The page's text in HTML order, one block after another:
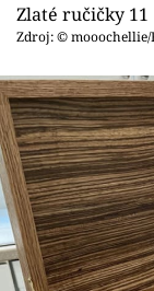
Zlaté ručičky 11
Zdroj: © mooochellie/